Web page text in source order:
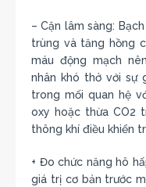
– Cận lâm sàng:
trùng và tăng hồng
máu động mạch
nhân khó thở với sự
trong mối quan hệ
oxy hoặc thừa CO2
thông khí điều khiển
+ Đo chức năng hô
giá trị cơ bản trước